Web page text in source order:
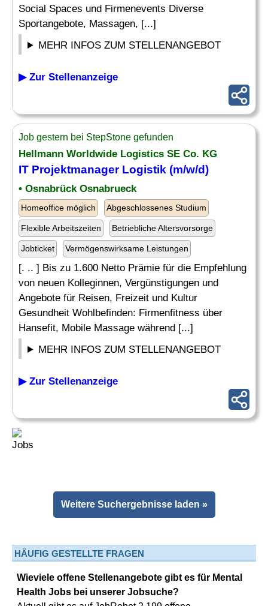
Social Spaces und Firmenevents Diverse
Sportangebote, Massagen, [...]
MEHR INFOS ZUM STELLENANGEBOT
▶ Zur Stellenanzeige
Job gestern bei StepStone gefunden
Hellmann Worldwide Logistics SE Co. KG
IT Projektmanager Logistik (m/w/d)
• Osnabrück Osnabrueck
Homeoffice möglich Abgeschlossenes Studium
Flexible Arbeitszeiten Betriebliche Altersvorsorge
Jobticket Vermögenswirksame Leistungen
[. .. ] Bis zu 1.600 Netto Prämie für die Empfehlung
von neuen Kolleginnen, Vergünstigungen und
Angebote für Reisen, Freizeit und Kultur
Gesundheit Wohlbefinden: Firmenfitness über
Hansefit, Mobile Massage während [...]
MEHR INFOS ZUM STELLENANGEBOT
▶ Zur Stellenanzeige
Weitere Suchergebnisse laden »
HÄUFIG GESTELLTE FRAGEN
Wieviele offene Stellenangebote gibt es für Mental
Health Jobs bei unserer Jobsuche?